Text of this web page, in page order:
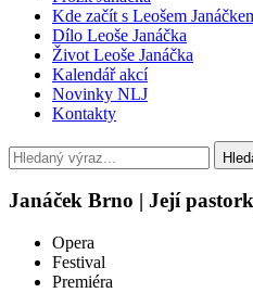
Kde začít s Leošem
Dílo Leoše Janáčka
Život Leoše Janáčka
Kalendář akcí
Novinky NLJ
Kontakty
Janáček Brno | Její
Opera
Festival
Premiéra